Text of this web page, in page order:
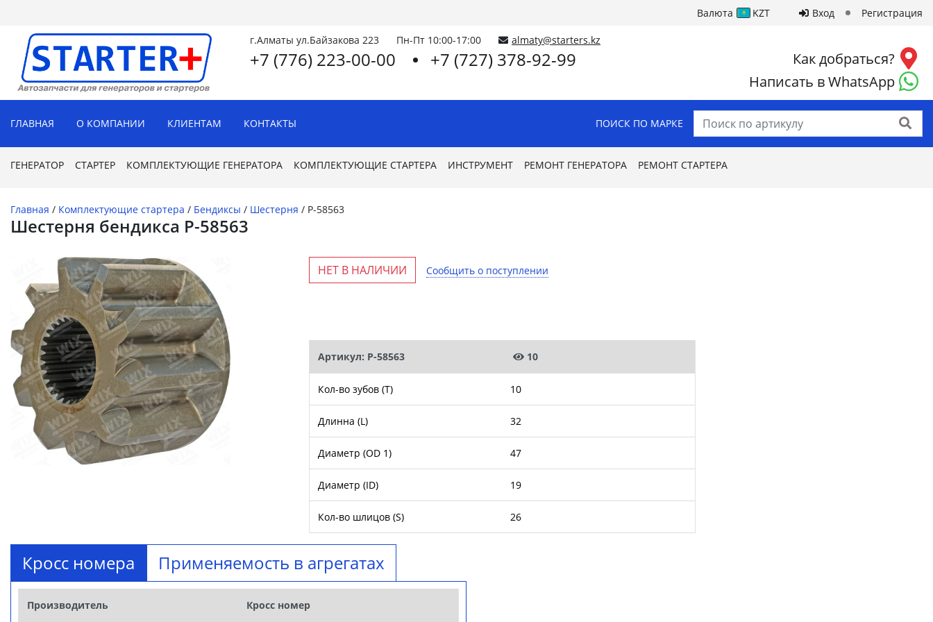
Валюта KZT Вход Регистрация
г.Алматы ул.Байзакова 223 Пн-Пт 10:00-17:00 almaty@starters.kz
+7 (776) 223-00-00 +7 (727) 378-92-99
Как добраться?
Написать в WhatsApp
ГЛАВНАЯ О КОМПАНИИ КЛИЕНТАМ КОНТАКТЫ ПОИСК ПО МАРКЕ Найти
ГЕНЕРАТОР СТАРТЕР КОМПЛЕКТУЮЩИЕ ГЕНЕРАТОРА КОМПЛЕКТУЮЩИЕ СТАРТЕРА ИНСТРУМЕНТ РЕМОНТ ГЕНЕРАТОРА РЕМОНТ СТАРТЕРА
Главная / Комплектующие стартера / Бендиксы / Шестерня / P-58563
Шестерня бендикса P-58563
НЕТ В НАЛИЧИИ Сообщить о поступлении
Артикул: P-58563 10
Кол-во зубов (T) 10
Длинна (L) 32
Диаметр (OD 1) 47
Диаметр (ID) 19
Кол-во шлицов (S) 26
Кросс номера Применяемость в агрегатах
Производитель Кросс номер